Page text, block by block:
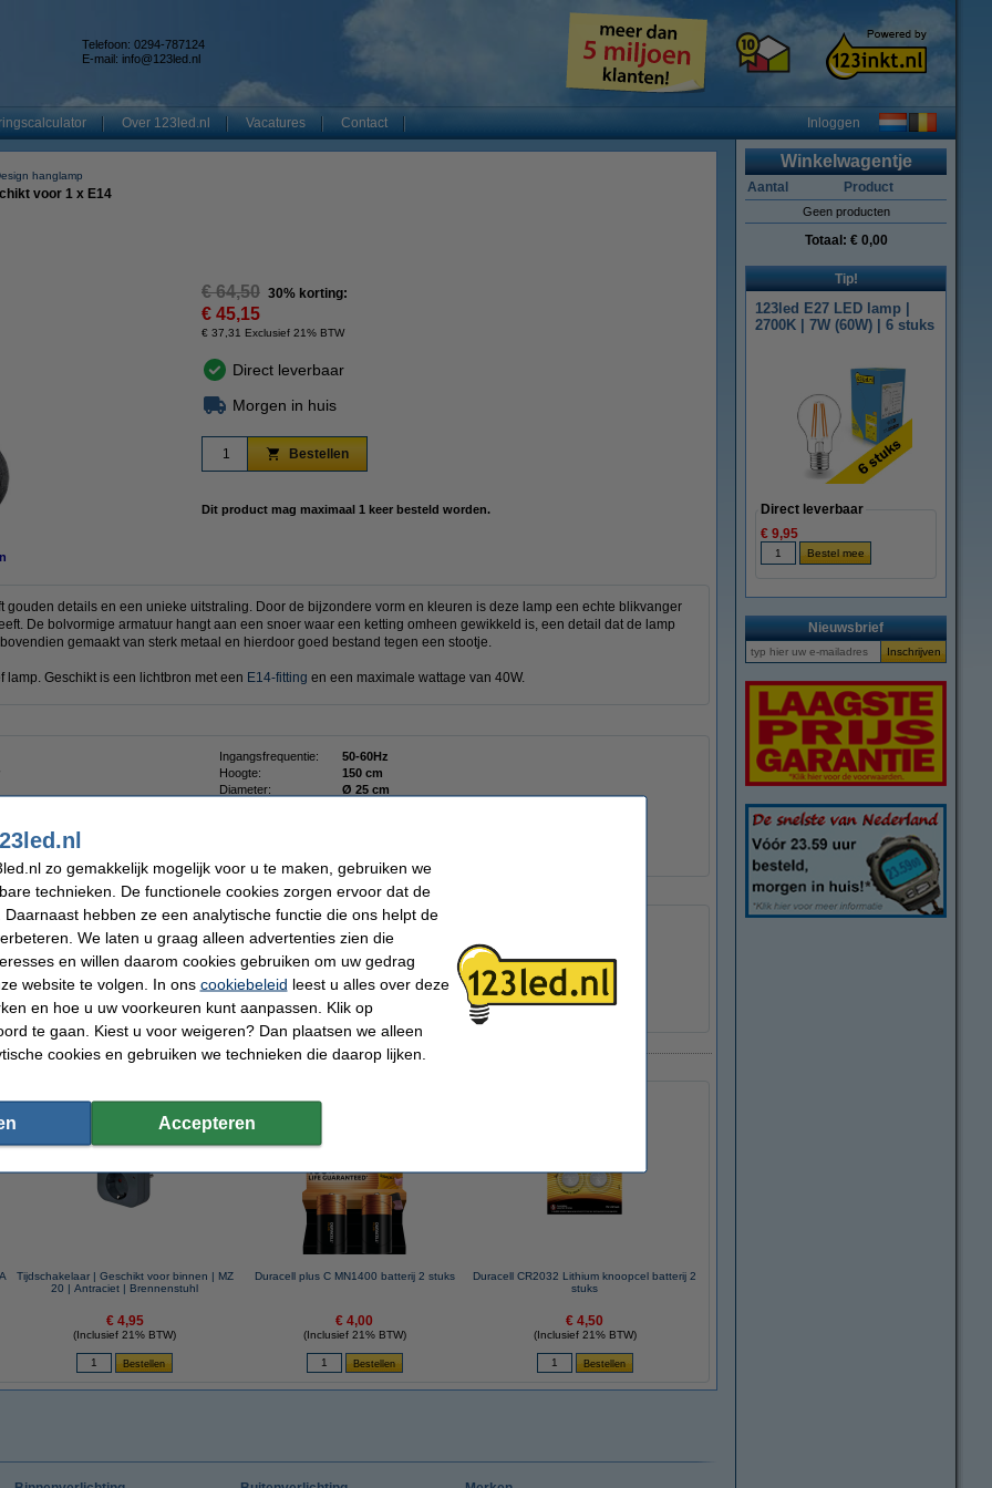
Telefoon: 0294-787124
E-mail: info@123led.nl
Over 123led.nl Vacatures Contact Inloggen
hanglamp
voor 1 x E14
€ 64,50 30% korting:
€ 45,15
€ 37,31 Exclusief 21% BTW
Direct leverbaar
Morgen in huis
Bestellen
Dit product mag maximaal 1 keer besteld worden.
gouden details en een unieke uitstraling. Door de bijzondere vorm en kleuren is deze lamp een echte blikvanger
De bolvormige armatuur hangt aan een snoer waar een ketting omheen gewikkeld is, een detail dat de lamp
gemaakt van sterk metaal en hierdoor goed bestand tegen een stootje.
lamp. Geschikt is een lichtbron met een E14-fitting en een maximale wattage van 40W.
Ingangsfrequentie:
50-60Hz
Hoogte:
150 cm
Diameter:
Ø 25 cm
artikel ook besteld hebben
Tijdschakelaar | Geschikt voor binnen | MZ
20 | Antraciet | Brennenstuhl
€ 4,95
(Inclusief 21% BTW)
Duracell plus C MN1400 batterij 2 stuks
€ 4,00
(Inclusief 21% BTW)
Duracell CR2032 Lithium knoopcel batterij 2
stuks
€ 4,50
(Inclusief 21% BTW)
Winkelwagentje
Aantal Product
Geen producten
Totaal: € 0,00
Tip!
123led E27 LED lamp |
2700K | 7W (60W) | 6 stuks
Direct leverbaar
€ 9,95
Nieuwsbrief
zo gemakkelijk mogelijk voor u te maken, gebruiken we
technieken. De functionele cookies zorgen ervoor dat de
hebben ze een analytische functie die ons helpt de
We laten u graag alleen advertenties zien die
en willen daarom cookies gebruiken om uw gedrag
website te volgen. In ons cookiebeleid leest u alles over deze
en hoe u uw voorkeuren kunt aanpassen. Klik op
te gaan. Kiest u voor weigeren? Dan plaatsen we alleen
cookies en gebruiken we technieken die daarop lijken.
Accepteren